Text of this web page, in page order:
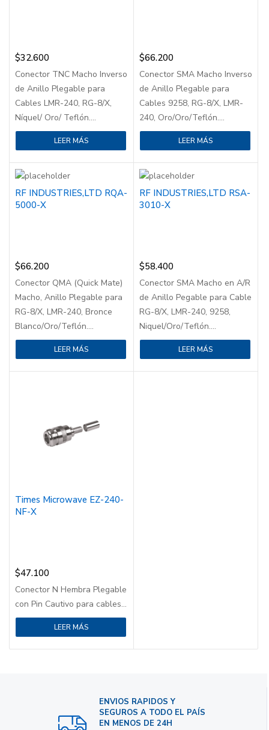
$32.600
Conector TNC Macho Inverso
de Anillo Plegable para
Cables LMR-240, RG-8/X,
Níquel/ Oro/ Teflón....
LEER MÁS
$66.200
Conector SMA Macho Inverso
de Anillo Plegable para
Cables 9258, RG-8/X, LMR-
240, Oro/Oro/Teflón....
LEER MÁS
RF INDUSTRIES,LTD RQA-
5000-X
$66.200
Conector QMA (Quick Mate)
Macho, Anillo Plegable para
RG-8/X, LMR-240, Bronce
Blanco/Oro/Teflón....
LEER MÁS
RF INDUSTRIES,LTD RSA-
3010-X
$58.400
Conector SMA Macho en A/R
de Anillo Pegable para Cable
RG-8/X, LMR-240, 9258,
Niquel/Oro/Teflón....
LEER MÁS
Times Microwave EZ-240-
NF-X
$47.100
Conector N Hembra Plegable
con Pin Cautivo para cables...
LEER MÁS
ENVIOS RAPIDOS Y
SEGUROS A TODO EL PAÍS
EN MENOS DE 24H